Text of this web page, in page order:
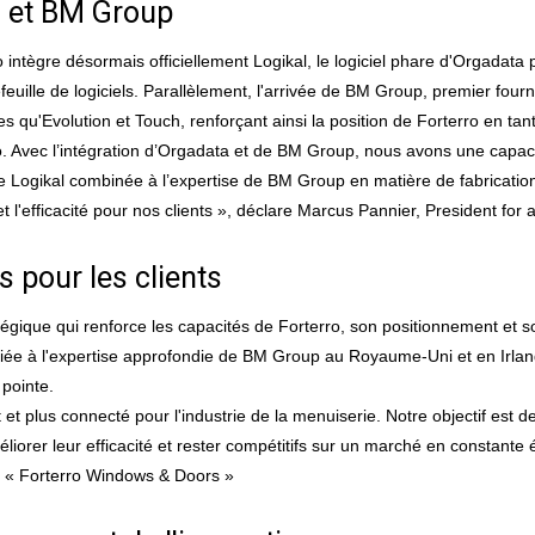
BM Group
désormais officiellement Logikal, le logiciel phare
de logiciels. Parallèlement, l'arrivée de BM Group, premier
qu'Evolution et Touch, renforçant ainsi la position de Forterro en
l’intégration d’Orgadata et de BM Group, nous avons une
combinée à l’expertise de BM Group en matière de
l'efficacité pour nos clients », déclare Marcus Pannier, President for
pour les clients
qui renforce les capacités de Forterro, son positionnement et
à l'expertise approfondie de BM Group au Royaume-Uni et en
plus connecté pour l'industrie de la menuiserie. Notre objectif est
leur efficacité et rester compétitifs sur un marché en
Forterro Windows & Doors »